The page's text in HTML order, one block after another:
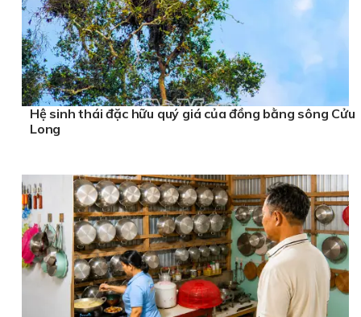
Hệ sinh thái đặc hữu quý giá của đồng bằng sông Cửu
Long